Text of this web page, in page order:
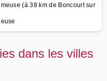
(à 38 km de Boncourt sur
dans les villes